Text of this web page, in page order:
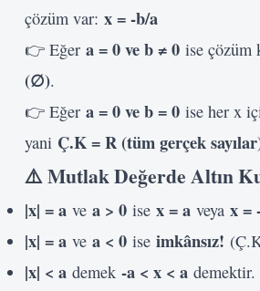
çözüm var: x = -b/a
👉 Eğer a = 0 ve b ≠ 0 ise çözüm
(∅).
👉 Eğer a = 0 ve b = 0 ise her x
yani Ç.K = R (tüm gerçek
⚠️ Mutlak Değerde Altın
|x| = a ve a > 0 ise x = a veya x =
|x| = a ve a < 0 ise imkânsız!
|x| < a demek -a < x < a demektir.